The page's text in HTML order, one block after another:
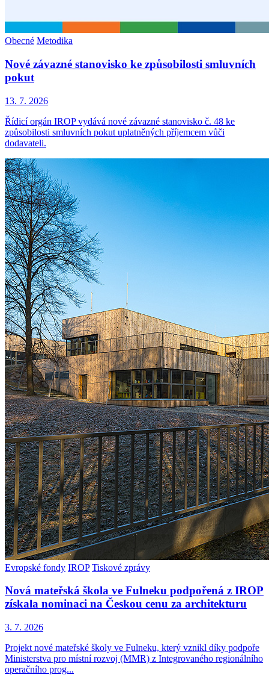
Obecné Metodika
Nové závazné stanovisko ke způsobilosti smluvních
pokut
13. 7. 2026
Řídicí orgán IROP vydává nové závazné stanovisko č. 48 ke
způsobilosti smluvních pokut uplatněných příjemcem vůči
dodavateli.
Evropské fondy IROP Tiskové zprávy
Nová mateřská škola ve Fulneku podpořená z IROP
získala nominaci na Českou cenu za architekturu
3. 7. 2026
Projekt nové mateřské školy ve Fulneku, který vznikl díky podpoře
Ministerstva pro místní rozvoj (MMR) z Integrovaného regionálního
operačního prog...